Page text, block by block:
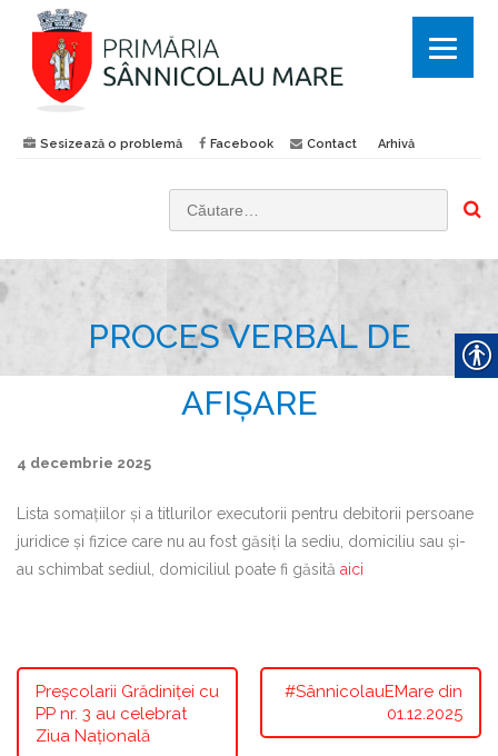
Sesizează o problemă Facebook Contact Arhivă
:
PROCES VERBAL DE
AFIȘARE
4 decembrie 2025
Lista somațiilor și a titlurilor executorii pentru debitorii persoane
juridice și fizice care nu au fost găsiți la sediu, domiciliu sau și-
au schimbat sediul, domiciliul poate fi găsită aici
Preșcolarii Grădiniței cu
PP nr. 3 au celebrat
Ziua Națională
#SânnicolauEMare din
01.12.2025